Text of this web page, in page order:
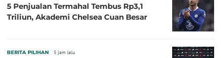
5 Penjualan Termahal Tembus Rp3,1
Triliun, Akademi Chelsea Cuan Besar
BERITA PILIHAN 5 jam lalu